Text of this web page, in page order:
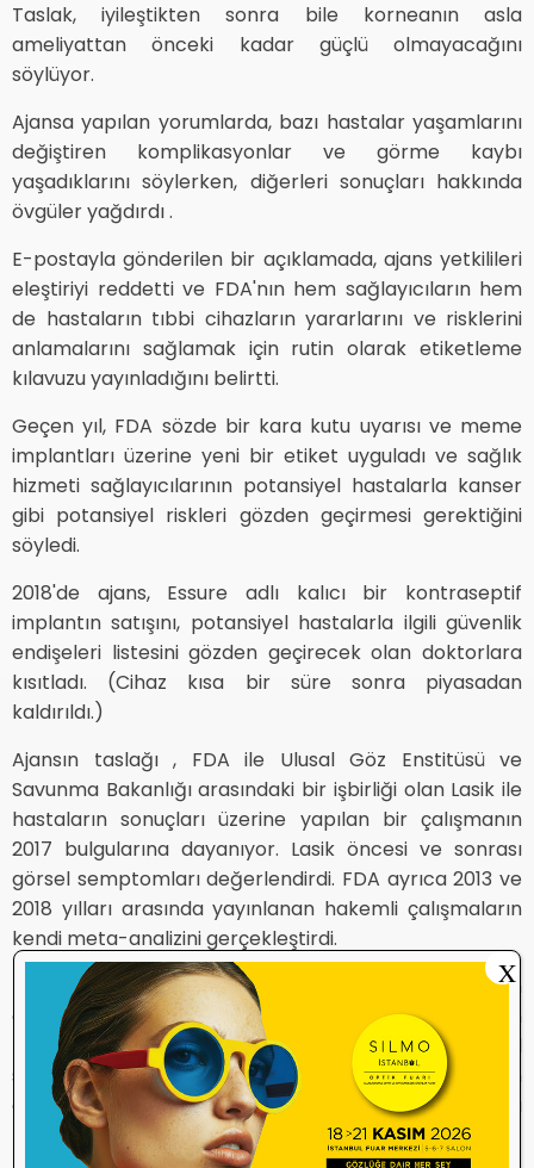
Taslak, iyileştikten sonra bile korneanın asla
ameliyattan önceki kadar güçlü olmayacağını
söylüyor.
Ajansa yapılan yorumlarda, bazı hastalar yaşamlarını
değiştiren komplikasyonlar ve görme kaybı
yaşadıklarını söylerken, diğerleri sonuçları hakkında
övgüler yağdırdı .
E-postayla gönderilen bir açıklamada, ajans yetkilileri
eleştiriyi reddetti ve FDA'nın hem sağlayıcıların hem
de hastaların tıbbi cihazların yararlarını ve risklerini
anlamalarını sağlamak için rutin olarak etiketleme
kılavuzu yayınladığını belirtti.
Geçen yıl, FDA sözde bir kara kutu uyarısı ve meme
implantları üzerine yeni bir etiket uyguladı ve sağlık
hizmeti sağlayıcılarının potansiyel hastalarla kanser
gibi potansiyel riskleri gözden geçirmesi gerektiğini
söyledi.
2018'de ajans, Essure adlı kalıcı bir kontraseptif
implantın satışını, potansiyel hastalarla ilgili güvenlik
endişeleri listesini gözden geçirecek olan doktorlara
kısıtladı. (Cihaz kısa bir süre sonra piyasadan
kaldırıldı.)
Ajansın taslağı , FDA ile Ulusal Göz Enstitüsü ve
Savunma Bakanlığı arasındaki bir işbirliği olan Lasik ile
hastaların sonuçları üzerine yapılan bir çalışmanın
2017 bulgularına dayanıyor. Lasik öncesi ve sonrası
görsel semptomları değerlendirdi. FDA ayrıca 2013 ve
2018 yılları arasında yayınlanan hakemli çalışmaların
kendi meta-analizini gerçekleştirdi.
İlk çalışma, Lasik ameliyatından üç ay sonra, işlemden
önce herhangi bir görsel semptomu olmayan
hastaların yaklaşık yarısının ilk kez yeni bir görsel
sapma geliştirdiğini, en yaygın olarak da ışıkların
etrafında patlayan yıldız şekilleri olan haleler olduğunu
buldu. Üçte birine yakını üç ayda kuru göz bildirdi.
X